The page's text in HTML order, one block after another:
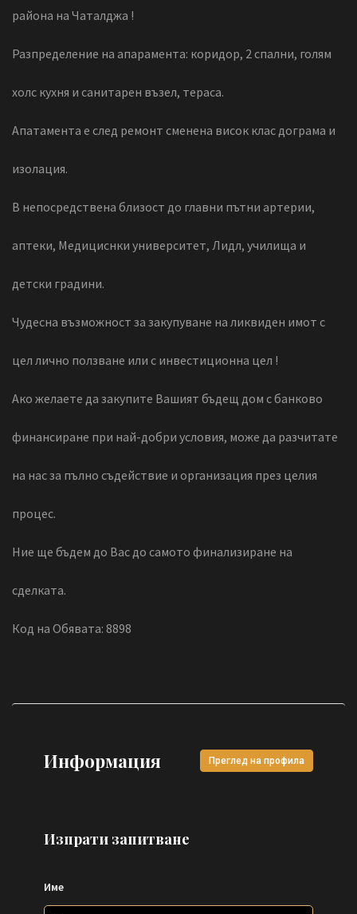
района на Чаталджа !
Разпределение на апарамента: коридор, 2 спални, голям
холс кухня и санитарен възел, тераса.
Апатамента е след ремонт сменена висок клас дограма и
изолация.
В непосредствена близост до главни пътни артерии,
аптеки, Медициснки университет, Лидл, училища и
детски градини.
Чудесна възможност за закупуване на ликвиден имот с
цел лично ползване или с инвестиционна цел !
Ако желаете да закупите Вашият бъдещ дом с банково
финансиране при най-добри условия, може да разчитате
на нас за пълно съдействие и организация през целия
процес.
Ние ще бъдем до Вас до самото финализиране на
сделката.
Код на Обявата: 8898
Информация Преглед на профила
Изпрати запитване
Име